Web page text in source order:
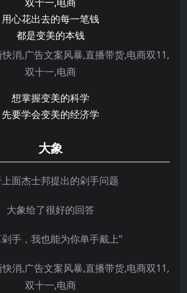
用心花出去的每一笔钱
都是变美的本钱
想掌握变美的科学
先要学会变美的经济学
大象
面杰士邦提出的剁手问题
大象给了很好的回答
剁手，我也能为你单手戴上”